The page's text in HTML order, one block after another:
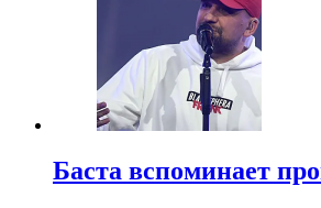
Баста вспоминает